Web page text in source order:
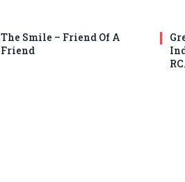
The Smile – Friend Of A
Friend